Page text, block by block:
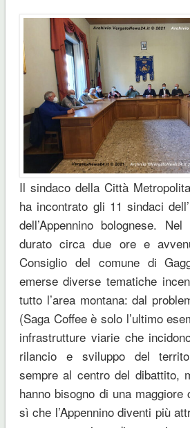
Il sindaco della Città
ha incontrato gli 11 sindaci
dell’Appennino bolognese.
durato circa due ore e
Consiglio del comune di
emerse diverse tematiche
tutto l’area montana: dal
(Saga Coffee è solo l’ultimo
infrastrutture viarie che
rilancio e sviluppo del
sempre al centro del dibattito,
hanno bisogno di una
sì che l’Appennino diventi più